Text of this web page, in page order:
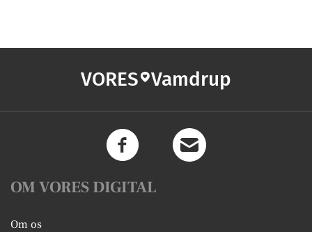
VORES Vamdrup
OM VORES DIGITAL
Om os